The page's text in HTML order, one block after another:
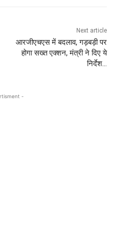
Next article
आरजीएचएस में बदलाव, गड़बड़ी पर
होगा सख्त एक्शन, मंत्री ने दिए ये
निर्देश…
-